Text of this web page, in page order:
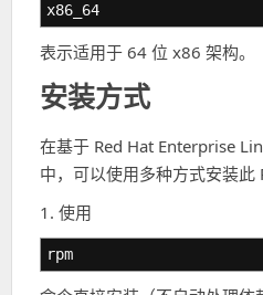
x86_64
表示适用于 64 位 x86 架构。
安装方式
在基于 Red Hat Enterprise
中，可以使用多种方式安装此
1. 使用
rpm